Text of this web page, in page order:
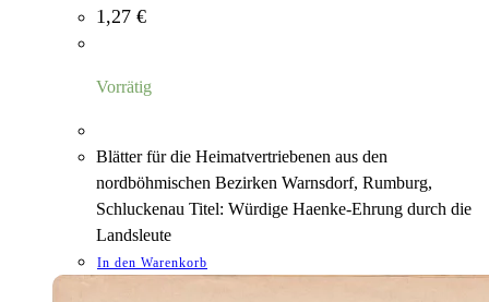
1,27 €
Vorrätig
Blätter für die Heimatvertriebenen aus den
nordböhmischen Bezirken Warnsdorf, Rumburg,
Schluckenau Titel: Würdige Haenke-Ehrung durch die
Landsleute
In den Warenkorb